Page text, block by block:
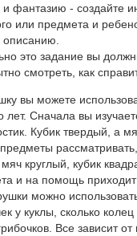
фантазию - создайте
или предмета и
описанию.
это задание вы
смотреть, как
вы можете
лет. Сначала вы
Кубик твердый, а
мяч круглый, кубик
и на помощь
можно
у куклы, сколько
Все зависит